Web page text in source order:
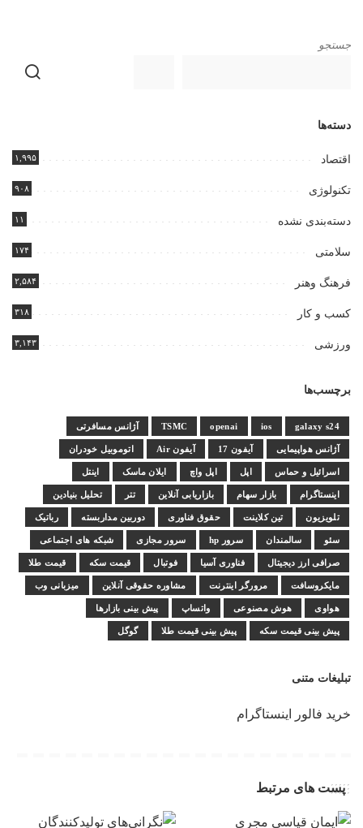
جستجو
دسته‌ها
اقتصاد ۱,۹۹۵
تکنولوژی ۹۰۸
دسته‌بندی نشده ۱۱
سلامتی ۱۷۴
فرهنگ وهنر ۲,۵۸۴
کسب و کار ۳۱۸
ورزشی ۳,۱۴۳
برچسب‌ها
galaxy s24
ios
openai
TSMC آژانس مسافرتی
آژانس هواپیمایی آیفون 17 آیفون Air اتوموبیل خودران
اسرائیل و حماس اپل اپل واچ ایلان ماسک اینتل
اینستاگرام بازار سهام بازاریابی آنلاین تتر تحلیل بنیادین
تلویزیون تین کلاینت حقوق فناوری دوربین مداربسته رباتیک
سئو سالمندان سرور hp سرور مجازی شبکه های اجتماعی
صرافی ارز دیجیتال فناوری آسیا فوتبال قیمت سکه قیمت طلا
مایکروسافت مرورگر اینترنت مشاوره حقوقی آنلاین میزبانی وب
هواوی هوش مصنوعی واتساپ پیش بینی بازارها
پیش بینی قیمت سکه پیش بینی قیمت طلا گوگل
تبلیغات متنی
خرید فالور اینستاگرام
پست های مرتبط